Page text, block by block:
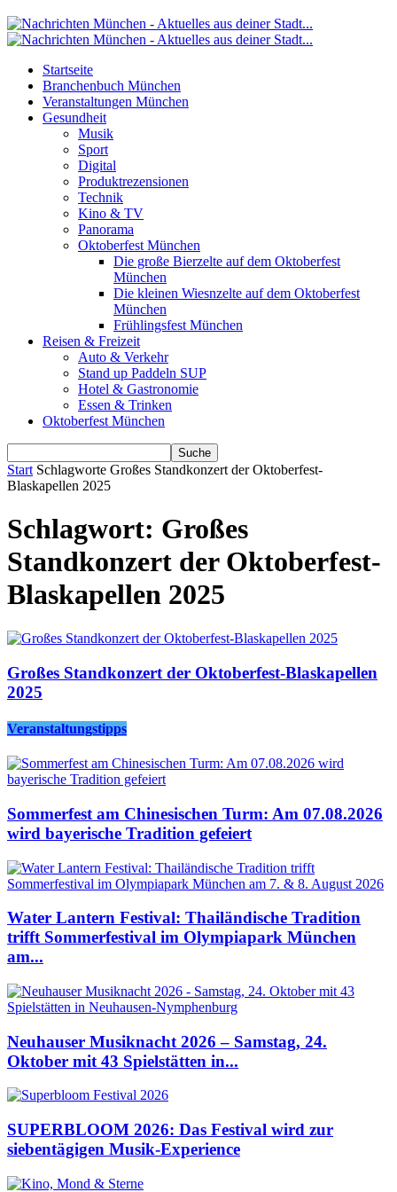
Startseite
Branchenbuch München
Veranstaltungen München
Gesundheit
Musik
Sport
Digital
Produktrezensionen
Technik
Kino & TV
Panorama
Oktoberfest München
Die große Bierzelte auf dem Oktoberfest
München
Die kleinen Wiesnzelte auf dem Oktoberfest
München
Frühlingsfest München
Reisen & Freizeit
Auto & Verkehr
Stand up Paddeln SUP
Hotel & Gastronomie
Essen & Trinken
Oktoberfest München
Start Schlagworte Großes Standkonzert der Oktoberfest-
Blaskapellen 2025
Schlagwort: Großes
Standkonzert der Oktoberfest-
Blaskapellen 2025
Großes Standkonzert der Oktoberfest-Blaskapellen
2025
Veranstaltungstipps
Sommerfest am Chinesischen Turm: Am 07.08.2026
wird bayerische Tradition gefeiert
Water Lantern Festival: Thailändische Tradition
trifft Sommerfestival im Olympiapark München
am...
Neuhauser Musiknacht 2026 – Samstag, 24.
Oktober mit 43 Spielstätten in...
SUPERBLOOM 2026: Das Festival wird zur
siebentägigen Musik-Experience